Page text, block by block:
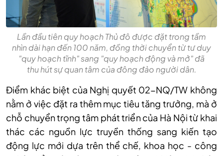
Lần đầu tiên quy hoạch Thủ đô được đặt trong tầm
nhìn dài hạn đến 100 năm, đồng thời chuyển từ tư duy
"quy hoạch tĩnh" sang "quy hoạch động và mở" đã
thu hút sự quan tâm của đông đảo người dân.
Điểm khác biệt của Nghị quyết 02-NQ/TW không
nằm ở việc đặt ra thêm mục tiêu tăng trưởng, mà ở
chỗ chuyển trọng tâm phát triển của Hà Nội từ khai
thác các nguồn lực truyền thống sang kiến tạo
động lực mới dựa trên thể chế, khoa học - công